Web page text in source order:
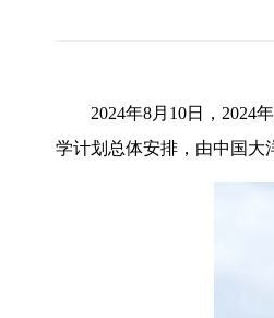
2024年8月10日，2024
学计划总体安排，由中国大